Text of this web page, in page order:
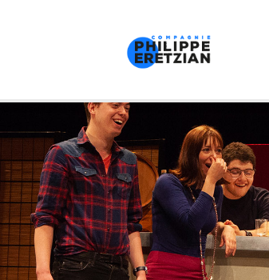
Créations
Interventions
EDUCATION ARTISTIQUE
La Compagnie
Contacts